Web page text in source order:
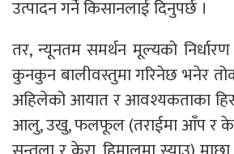
उत्पादन गर्ने किसानलाई दिनुपर्छ ।
तर, न्यूनतम समर्थन मूल्यको निर्धारण
कुनकुन बालीवस्तुमा गरिनेछ भनेर
अहिलेको आयात र आवश्यकताका
आलु, उखु, फलफूल (तराईमा आँप र